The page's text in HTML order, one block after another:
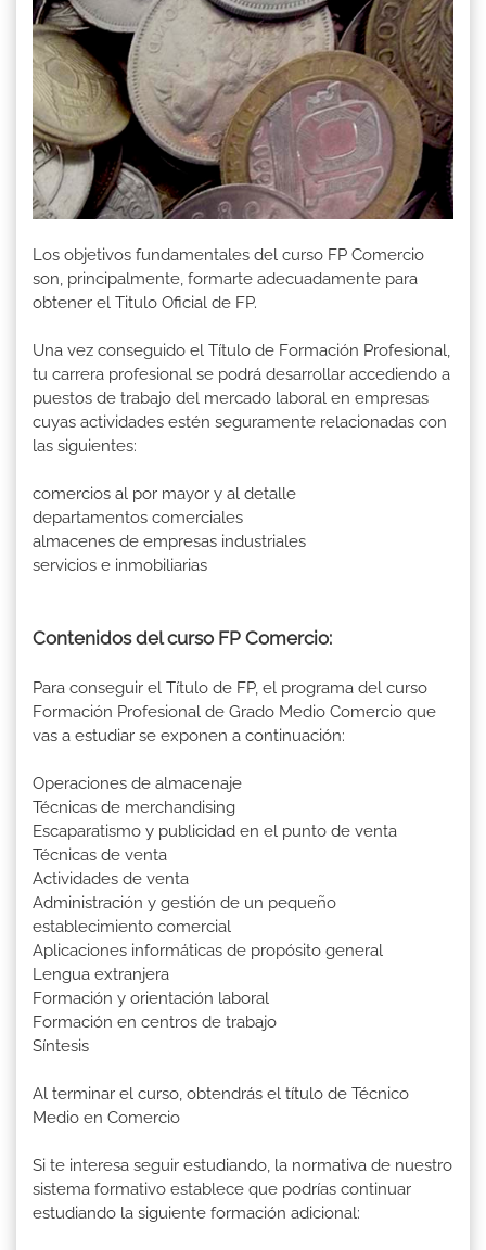
Los objetivos fundamentales del curso FP Comercio
son, principalmente, formarte adecuadamente para
obtener el Titulo Oficial de FP.
Una vez conseguido el Título de Formación Profesional,
tu carrera profesional se podrá desarrollar accediendo a
puestos de trabajo del mercado laboral en empresas
cuyas actividades estén seguramente relacionadas con
las siguientes:
comercios al por mayor y al detalle
departamentos comerciales
almacenes de empresas industriales
servicios e inmobiliarias
Contenidos del curso FP Comercio:
Para conseguir el Título de FP, el programa del curso
Formación Profesional de Grado Medio Comercio que
vas a estudiar se exponen a continuación:
Operaciones de almacenaje
Técnicas de merchandising
Escaparatismo y publicidad en el punto de venta
Técnicas de venta
Actividades de venta
Administración y gestión de un pequeño
establecimiento comercial
Aplicaciones informáticas de propósito general
Lengua extranjera
Formación y orientación laboral
Formación en centros de trabajo
Síntesis
Al terminar el curso, obtendrás el título de Técnico
Medio en Comercio
Si te interesa seguir estudiando, la normativa de nuestro
sistema formativo establece que podrías continuar
estudiando la siguiente formación adicional: